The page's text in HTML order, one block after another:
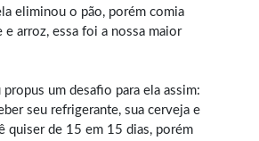
eliminou o pão, porém comia
e arroz, essa foi a nossa maior
um desafio para ela assim:
seu refrigerante, sua cerveja e
quiser de 15 em 15 dias, porém